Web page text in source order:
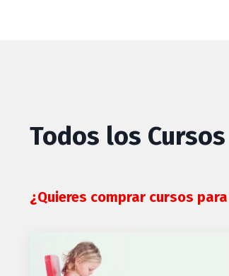
Todos los Cursos
¿Quieres comprar cursos